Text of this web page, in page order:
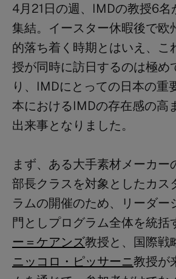
4月21日の週、IMDの教授6名
集結。イースター休暇後で欧
的落ち着く時期とはいえ、こ
授が同時に訪日するのは極め
り、IMDにとっての日本の重
本におけるIMDの存在感の高
出来事となりました。
まず、ある大手素材メーカー
部長クラスを対象としたカス
ラムの開催のため、リーダー
門としプログラム全体を統括
ー＝ケアンズ教授と、国際戦
ニッコロ・ピッサーニ教授が